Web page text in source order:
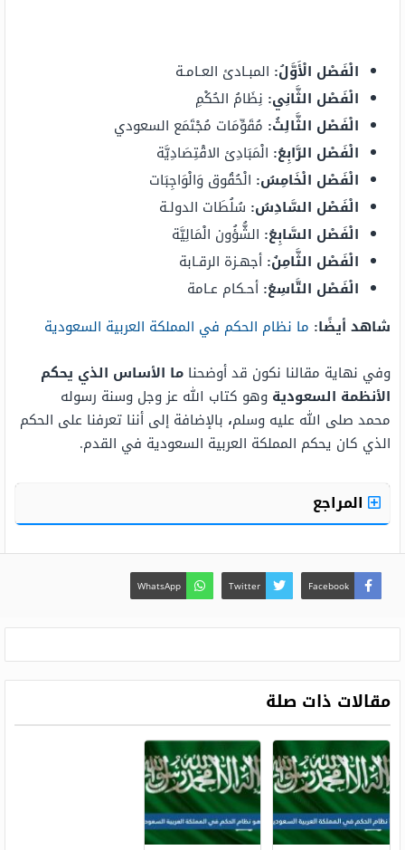
الْفَصْل الْأَوَّلُ: المبـادئ العـامـة
الْفَصْل الثَّانِي: نِظَامُ الحُكْمِ
الْفَصْل الثَّالِثُ: مُقَوِّمَات مُجْتَمَع السعودي
الْفَصْل الرَّابِعُ: الْمَبَادِئ الاقْتِصَادِيَّة
الْفَصْل الْخَامِسُ: الْحُقُوق وَالْوَاجِبَات
الْفَصْل السَّادِسُ: سُلُطَات الدولـة
الْفَصْل السَّابِعُ: الشُّؤُون الْمَالِيَّة
الْفَصْل الثَّامِنُ: أجهـزة الرقـابة
الْفَصْل التَّاسِعُ: أحـكام عـامة
شاهد أيضًا: ما نظام الحكم في المملكة العربية السعودية
وفي نهاية مقالنا نكون قد أوضحنا ما الأساس الذي يحكم
الأنظمة السعودية وهو كتاب الله عز وجل وسنة رسوله
محمد صلى الله عليه وسلم، بالإضافة إلى أننا تعرفنا على الحكم
الذي كان يحكم المملكة العربية السعودية في القدم.
المراجع
Facebook
Twitter
WhatsApp
مقالات ذات صلة